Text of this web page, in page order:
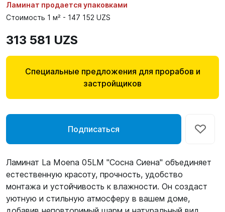
Ламинат продается упаковками
Стоимость 1 м² - 147 152 UZS
313 581 UZS
Специальные предложения для прорабов и
застройщиков
Подписаться
Ламинат La Moena 05LM "Сосна Сиена" объединяет
естественную красоту, прочность, удобство
монтажа и устойчивость к влажности. Он создаст
уютную и стильную атмосферу в вашем доме,